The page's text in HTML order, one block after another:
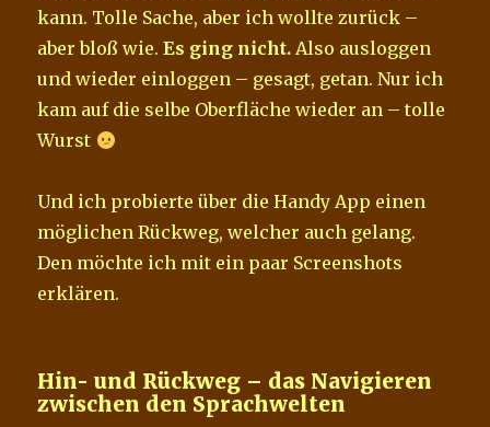
kann. Tolle Sache, aber ich wollte zurück –
aber bloß wie.Es ging nicht. Also ausloggen
und wieder einloggen – gesagt, getan. Nur ich
kam auf die selbe Oberfläche wieder an – tolle
Wurst
Und ich probierte über die Handy App einen
möglichen Rückweg, welcher auch gelang.
Den möchte ich mit ein paar Screenshots
erklären.
Hin- und Rückweg – das Navigieren
zwischen den Sprachwelten